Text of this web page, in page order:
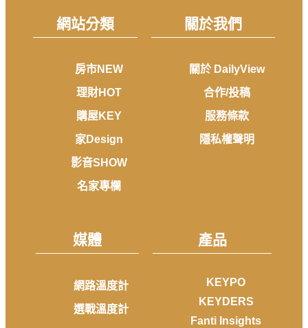
網站分類
房市NEW
理財HOT
購屋KEY
家Design
影音SHOW
名家專欄
關於我們
關於 DailyView
合作/投稿
服務條款
隱私權聲明
媒體
網路溫度計
選戰溫度計
產品
KEYPO
KEYDERS
Fanti Insights